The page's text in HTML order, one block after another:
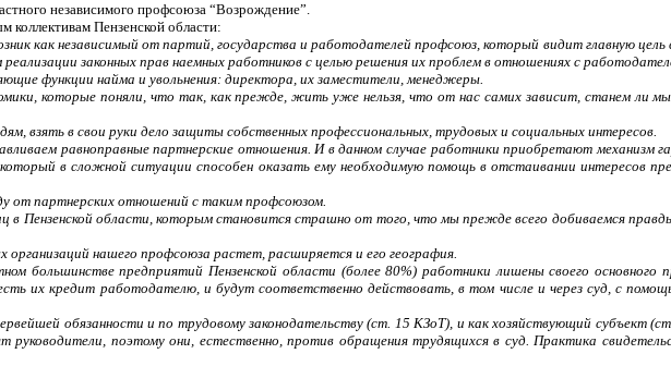
независимого профсоюза “Возрождение”.
Пензенской области:
как независимый от партий, государства и работодателей профсоюз, который видит главную
законных прав наемных работников с целью решения их проблем в отношениях с
функции найма и увольнения: директора, их заместители, менеджеры.
которые поняли, что так, как прежде, жить уже нельзя, что от нас самих зависит, станем ли
взять в свои руки дело защиты собственных профессиональных, трудовых и социальных интересов.
равноправные партнерские отношения. И в данном случае работники приобретают механизм
в сложной ситуации способен оказать ему необходимую помощь в отстаивании интересов
от партнерских отношений с таким профсоюзом.
Пензенской области, которым становится страшно от того, что мы прежде всего добиваемся
организаций нашего профсоюза растет, расширяется и его география.
большинстве предприятий Пензенской области (более 80%) работники лишены своего
их кредит работодателю, и будут соответственно действовать, в том числе и через суд, с
обязанности и по трудовому законодательству (ст. 15 КЗоТ), и как хозяйствующий субъект
поэтому они, естественно, против обращения трудящихся в суд. Практика